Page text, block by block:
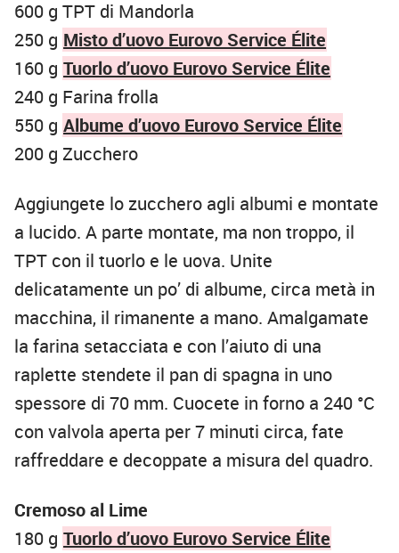
600 g TPT di Mandorla
250 g Misto d’uovo Eurovo Service Élite
160 g Tuorlo d’uovo Eurovo Service Élite
240 g Farina frolla
550 g Albume d’uovo Eurovo Service Élite
200 g Zucchero
Aggiungete lo zucchero agli albumi e montate
a lucido. A parte montate, ma non troppo, il
TPT con il tuorlo e le uova. Unite
delicatamente un po’ di albume, circa metà in
macchina, il rimanente a mano. Amalgamate
la farina setacciata e con l’aiuto di una
raplette stendete il pan di spagna in uno
spessore di 70 mm. Cuocete in forno a 240 °C
con valvola aperta per 7 minuti circa, fate
raffreddare e decoppate a misura del quadro.
Cremoso al Lime
180 g Tuorlo d’uovo Eurovo Service Élite